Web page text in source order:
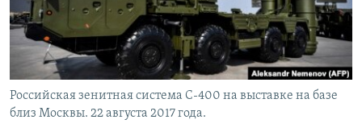
Հայերեն
English
Русский
Российская зенитная система С-400 на выставке на базе
близ Москвы. 22 августа 2017 года.